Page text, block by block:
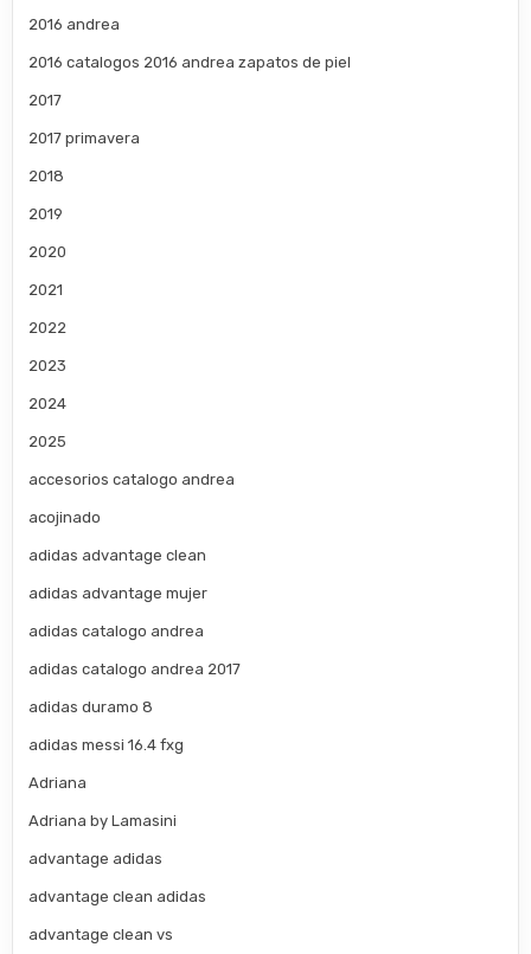
2016 andrea
2016 catalogos 2016 andrea zapatos de piel
2017
2017 primavera
2018
2019
2020
2021
2022
2023
2024
2025
accesorios catalogo andrea
acojinado
adidas advantage clean
adidas advantage mujer
adidas catalogo andrea
adidas catalogo andrea 2017
adidas duramo 8
adidas messi 16.4 fxg
Adriana
Adriana by Lamasini
advantage adidas
advantage clean adidas
advantage clean vs